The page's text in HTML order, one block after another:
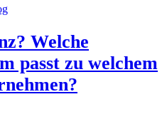
Welche
passt zu welchem